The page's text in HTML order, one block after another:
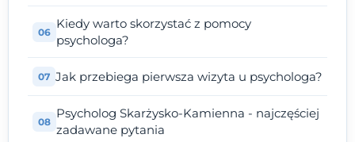
Kiedy warto skorzystać z pomocy
psychologa?
Jak przebiega pierwsza wizyta u psychologa?
Psycholog Skarżysko-Kamienna - najczęściej
zadawane pytania